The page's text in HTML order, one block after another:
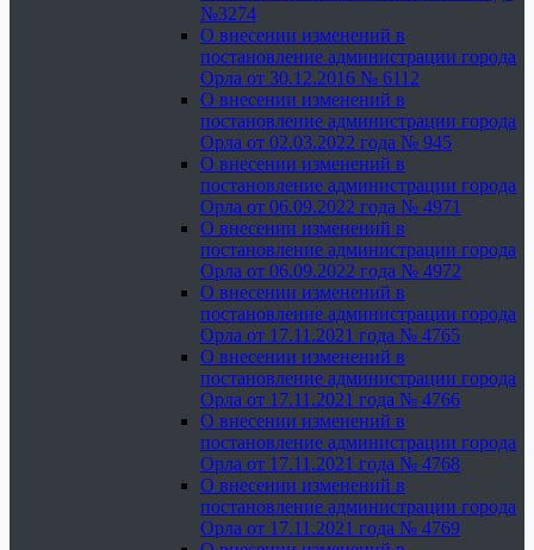
№3274
О внесении изменений в
постановление администрации города
Орла от 30.12.2016 № 6112
О внесении изменений в
постановление администрации города
Орла от 02.03.2022 года № 945
О внесении изменений в
постановление администрации города
Орла от 06.09.2022 года № 4971
О внесении изменений в
постановление администрации города
Орла от 06.09.2022 года № 4972
О внесении изменений в
постановление администрации города
Орла от 17.11.2021 года № 4765
О внесении изменений в
постановление администрации города
Орла от 17.11.2021 года № 4766
О внесении изменений в
постановление администрации города
Орла от 17.11.2021 года № 4768
О внесении изменений в
постановление администрации города
Орла от 17.11.2021 года № 4769